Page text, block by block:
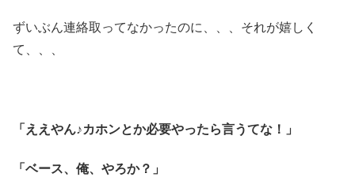
ずいぶん連絡取ってなかったのに、、、それが嬉しく
て、、、
「ええやん♪カホンとか必要やったら言うてな！」
「ベース、俺、やろか？」